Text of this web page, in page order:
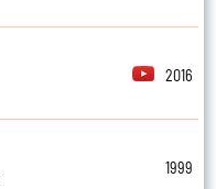
2016
1999